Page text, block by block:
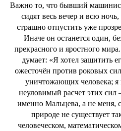
Важно то, что бывший
сидят весь вечер и всю
страшно отпустить уже
Иначе он останется один,
прекрасного и яростного
думает: «Я хотел защитить
ожесточён против роковых
уничтожающих человека; я
неуловимый расчет этих
именно Мальцева, а не меня,
природе не существует
человеческом,